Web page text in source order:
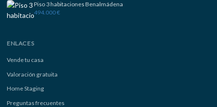
Piso 3 habitaciones Benalmádena
494.000 €
ENLACES
Vende tu casa
Valoración gratuita
Home Staging
Preguntas frecuentes